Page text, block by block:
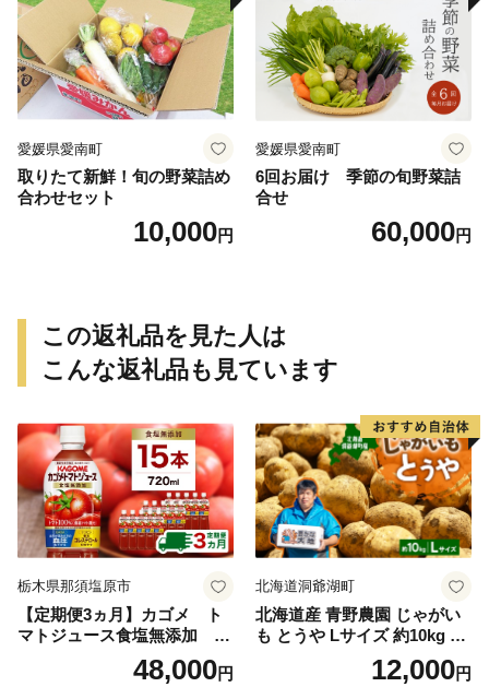
ねっとり 生芋 新芋 あんのう
いも 甘藷 べにはるか スイー
ツ 国産 糖度 産地直送 農家直
送 数量限定 21000円 愛媛 愛
南 ミッチーのおみかん畑
愛媛県愛南町
取りたて新鮮！旬の野菜詰め
合わせセット
10,000円
愛媛県愛南町
6回お届け 季節の旬野菜詰
合せ
60,000円
この返礼品を見た人は
こんな返礼品も見ています
栃木県那須塩原市
【定期便3ヵ月】カゴメ ト
マトジュース食塩無添加 72
0ml PET×15本 1ケース 毎月
届く 3ヵ月 3回コース ns001-
48,000円
北海道洞爺湖町
北海道産 青野農園 じゃがい
も とうや Lサイズ 約10kg 20
26年10月初旬～12月下旬頃お
届け 先行予約 北海道 ジャガ
12,000円